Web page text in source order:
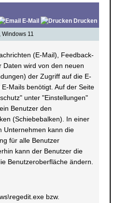
E-Mail
Drucken
11
(E-Mail), Feedback-
Daten wird von den neuen
der Zugriff auf die E-
Mails benötigt. Auf der Seite
unter "Einstellungen"
Benutzer den
(Schiebebalken). In einer
Unternehmen kann die
für alle Benutzer
kann der Benutzer die
Benutzeroberfläche ändern.
bzw.